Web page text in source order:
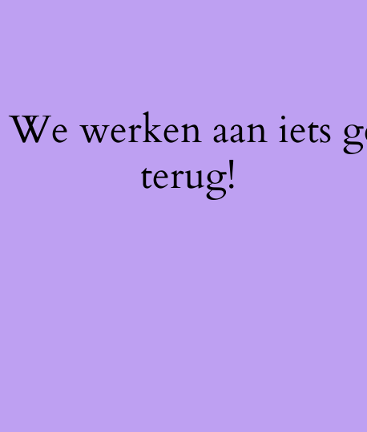
werken aan iets
terug!